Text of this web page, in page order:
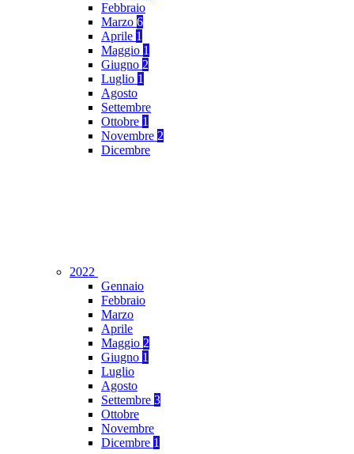
Febbraio
Marzo 6
Aprile 1
Maggio 1
Giugno 2
Luglio 1
Agosto
Settembre
Ottobre 1
Novembre 2
Dicembre
2022
Gennaio
Febbraio
Marzo
Aprile
Maggio 2
Giugno 1
Luglio
Agosto
Settembre 3
Ottobre
Novembre
Dicembre 1